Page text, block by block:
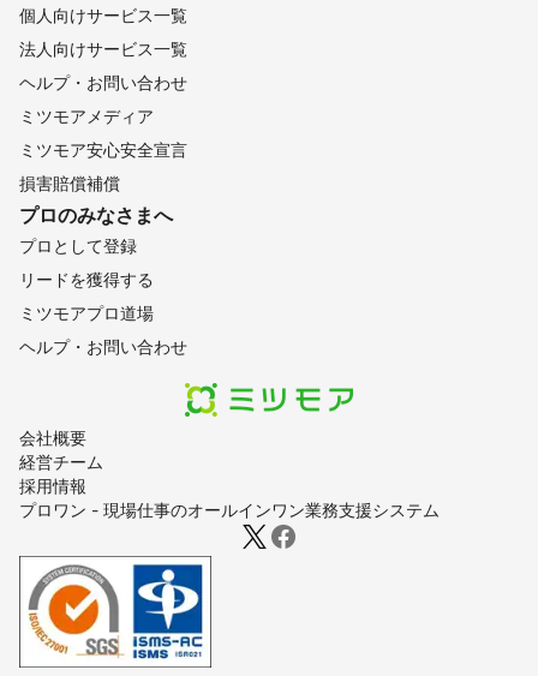
会社概要
経営チーム
採用情報
プロワン - 現場仕事のオールインワン業務支援システム
個人向けサービス一覧
法人向けサービス一覧
ヘルプ・お問い合わせ
ミツモアメディア
ミツモア安心安全宣言
損害賠償補償
プロのみなさまへ
プロとして登録
リードを獲得する
ミツモアプロ道場
ヘルプ・お問い合わせ